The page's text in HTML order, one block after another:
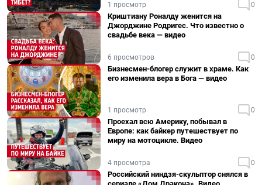
1 просмотр 0
Криштиану Роналду женится на
Джорджине Родригес. Что известно о
свадьбе века — видео
6 просмотров 0
Бизнесмен-блогер служит в храме. Как
его изменила вера в Бога — видео
1 просмотр 0
Проехал всю Америку, побывал в
Европе: как байкер путешествует по
миру на мотоцикле. Видео
4 просмотра 0
Российский ниндзя-скульптор снялся в